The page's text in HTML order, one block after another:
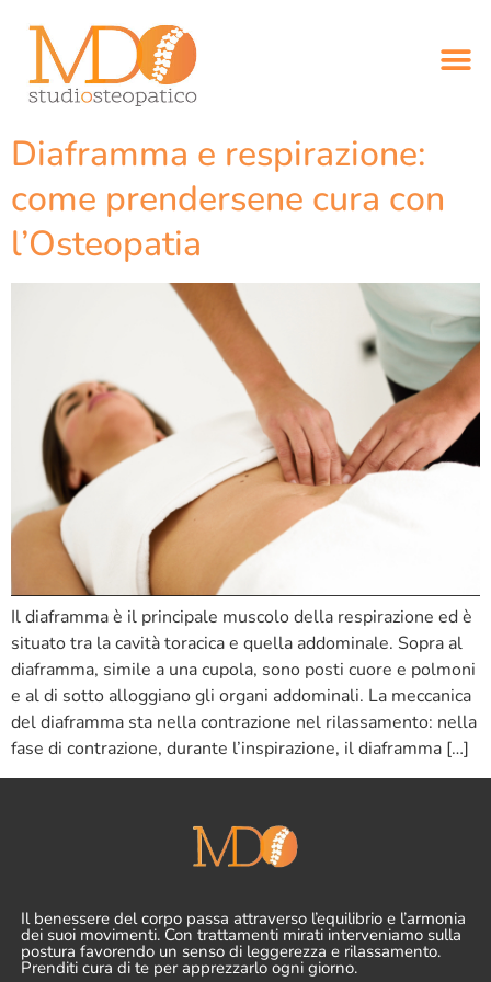
Diaframma e respirazione:
come prendersene cura con
l’Osteopatia
Il diaframma è il principale muscolo della respirazione ed è
situato tra la cavità toracica e quella addominale. Sopra al
diaframma, simile a una cupola, sono posti cuore e polmoni
e al di sotto alloggiano gli organi addominali. La meccanica
del diaframma sta nella contrazione nel rilassamento: nella
fase di contrazione, durante l’inspirazione, il diaframma […]
Il benessere del corpo passa attraverso l’equilibrio e l’armonia
dei suoi movimenti. Con trattamenti mirati interveniamo sulla
postura favorendo un senso di leggerezza e rilassamento.
Prenditi cura di te per apprezzarlo ogni giorno.